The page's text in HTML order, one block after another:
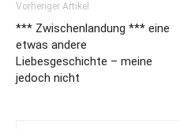
Vorheriger Artikel
*** Zwischenlandung *** eine
etwas andere
Liebesgeschichte – meine
jedoch nicht